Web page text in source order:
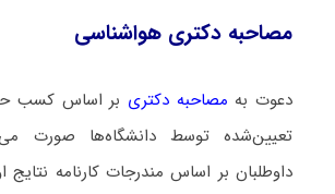
مصاحبه دکتری هواشناسی
دعوت به مصاحبه دکتری بر اساس کسب
تعیین‌شده توسط دانشگاه‌ها صورت
داوطلبان بر اساس مندرجات کارنامه نتایج